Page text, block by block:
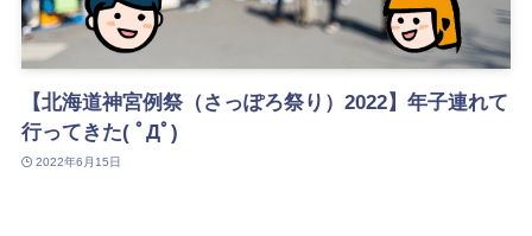
【北海道神宮例祭（さっぽろ祭り）2022】年子連れて
行ってきた( ﾟДﾟ)
2022年6月15日